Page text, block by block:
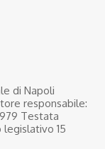
di Napoli
responsabile:
Testata
15